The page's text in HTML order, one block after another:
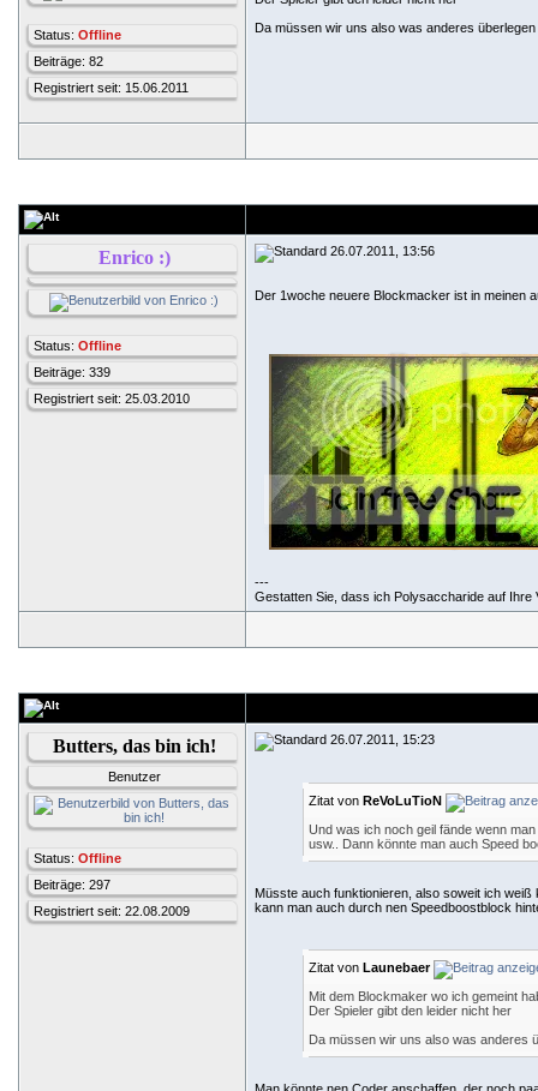
Status: Offline
Beiträge: 82
Registriert seit: 15.06.2011
Da müssen wir uns also was anderes überlegen
Enrico :)
Status: Offline
Beiträge: 339
Registriert seit: 25.03.2010
26.07.2011, 13:56
Der 1woche neuere Blockmacker ist in meinen
---
Gestatten Sie, dass ich Polysaccharide auf Ihre
Butters, das bin ich!
Benutzer
Status: Offline
Beiträge: 297
Registriert seit: 22.08.2009
26.07.2011, 15:23
Zitat von ReVoLuTioN
Und was ich noch geil fände wenn
usw.. Dann könnte man auch Speed
Müsste auch funktionieren, also soweit ich
kann man auch durch nen Speedboostblock
Zitat von Launebaer
Mit dem Blockmaker wo ich gemeint
Der Spieler gibt den leider nicht her
Da müssen wir uns also was anderes